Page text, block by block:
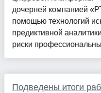
дочерней компанией
помощью технологий
предиктивной
риски
Подведены итоги